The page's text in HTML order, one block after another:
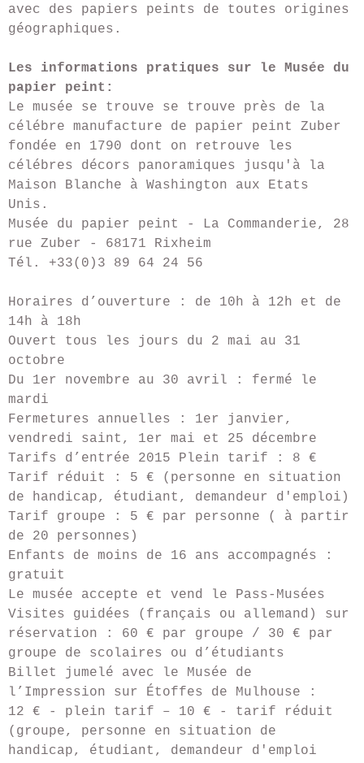
avec des papiers peints de toutes origines
géographiques.
Les informations pratiques sur le Musée du
papier peint:
Le musée se trouve se trouve près de la
célébre manufacture de papier peint Zuber
fondée en 1790 dont on retrouve les
célébres décors panoramiques jusqu'à la
Maison Blanche à Washington aux Etats
Unis.
Musée du papier peint - La Commanderie, 28
rue Zuber - 68171 Rixheim
Tél. +33(0)3 89 64 24 56
Horaires d’ouverture : de 10h à 12h et de
14h à 18h
Ouvert tous les jours du 2 mai au 31
octobre
Du 1er novembre au 30 avril : fermé le
mardi
Fermetures annuelles : 1er janvier,
vendredi saint, 1er mai et 25 décembre
Tarifs d’entrée 2015 Plein tarif : 8 €
Tarif réduit : 5 € (personne en situation
de handicap, étudiant, demandeur d'emploi)
Tarif groupe : 5 € par personne ( à partir
de 20 personnes)
Enfants de moins de 16 ans accompagnés :
gratuit
Le musée accepte et vend le Pass-Musées
Visites guidées (français ou allemand) sur
réservation : 60 € par groupe / 30 € par
groupe de scolaires ou d’étudiants
Billet jumelé avec le Musée de
l’Impression sur Étoffes de Mulhouse :
12 € - plein tarif – 10 € - tarif réduit
(groupe, personne en situation de
handicap, étudiant, demandeur d'emploi